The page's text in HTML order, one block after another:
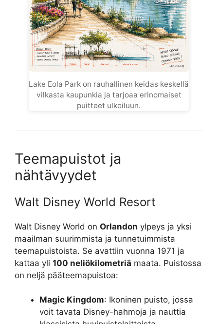
Lake Eola Park on rauhallinen keidas keskellä
vilkasta kaupunkia ja tarjoaa erinomaiset
puitteet ulkoiluun.
Teemapuistot ja
nähtävyydet
Walt Disney World Resort
Walt Disney World on Orlandon ylpeys ja yksi
maailman suurimmista ja tunnetuimmista
teemapuistoista. Se avattiin vuonna 1971 ja
kattaa yli 100 neliökilometriä maata. Puistossa
on neljä pääteemapuistoa:
Magic Kingdom: Ikoninen puisto, jossa
voit tavata Disney-hahmoja ja nauttia